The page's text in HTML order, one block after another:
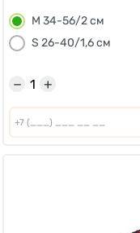
M 34-56/2 см
S 26-40/1,6 см
+
−